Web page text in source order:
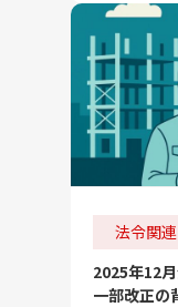
法令関連
2025年12
一部改正の